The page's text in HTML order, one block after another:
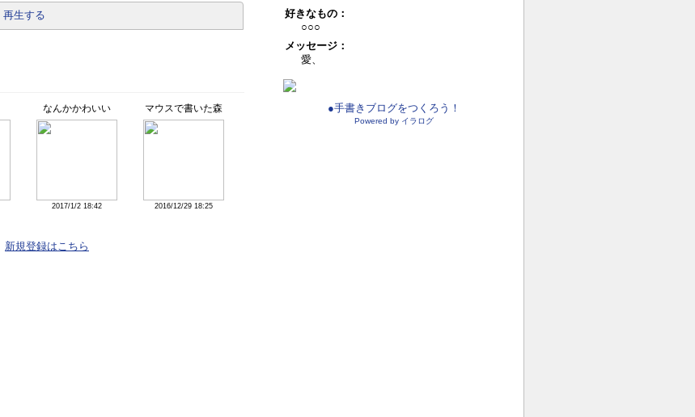
再生する
なんかかわいい
2017/1/2 18:42
マウスで書いた森
2016/12/29 18:25
新規登録はこちら
好きなもの：
○○○
メッセージ：
愛、
●手書きブログをつくろう！
Powered by イラログ